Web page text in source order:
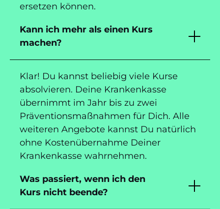
ersetzen können.
Kann ich mehr als einen Kurs
machen?
Klar! Du kannst beliebig viele Kurse
absolvieren. Deine Krankenkasse
übernimmt im Jahr bis zu zwei
Präventionsmaßnahmen für Dich. Alle
weiteren Angebote kannst Du natürlich
ohne Kostenübernahme Deiner
Krankenkasse wahrnehmen.
Was passiert, wenn ich den
Kurs nicht beende?